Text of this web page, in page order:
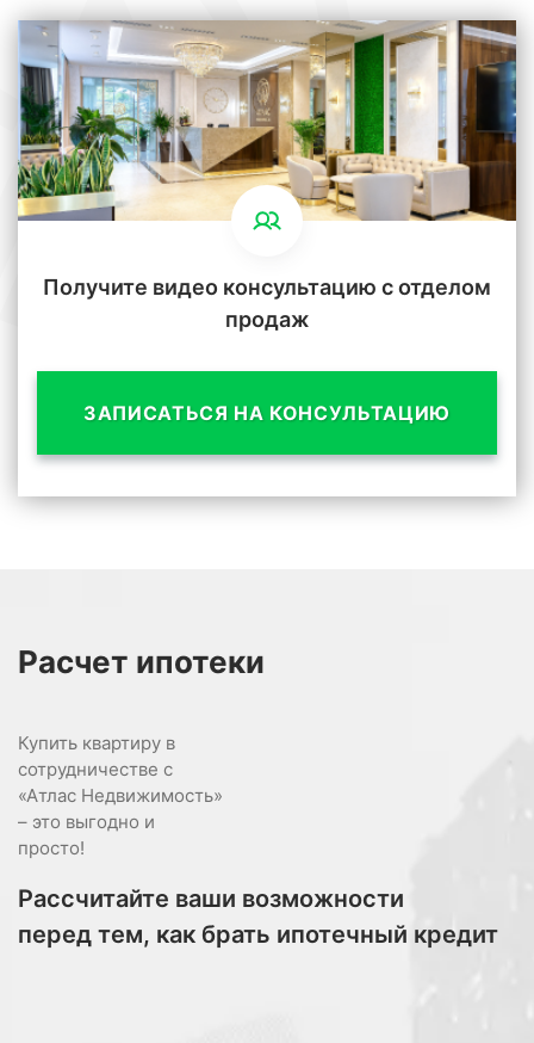
Получите видео консультацию с отделом
продаж
ЗАПИСАТЬСЯ НА КОНСУЛЬТАЦИЮ
Расчет ипотеки
Купить квартиру в
сотрудничестве с
«Атлас Недвижимость»
– это выгодно и
просто!
Рассчитайте ваши возможности
перед тем, как брать ипотечный кредит